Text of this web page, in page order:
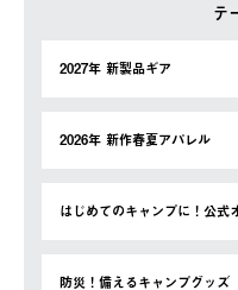
テ
2027年 新製品ギア
2026年 新作春夏アパレル
はじめてのキャンプに！公式
防災！備えるキャンプグッズ